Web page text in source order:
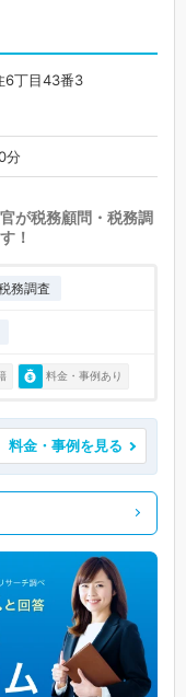
6丁目43番3
分
が税務顧問・税務調
！
務調査
料金・事例あり
料金・事例を見る